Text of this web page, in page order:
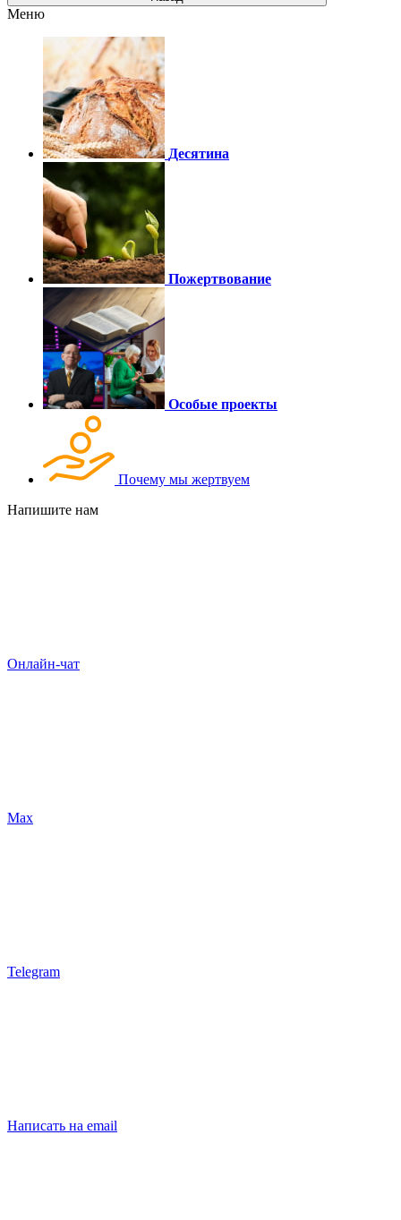
Меню
Десятина
Пожертвование
Особые проекты
Почему мы жертвуем
Напишите нам
Онлайн-чат
Max
Telegram
Написать на email